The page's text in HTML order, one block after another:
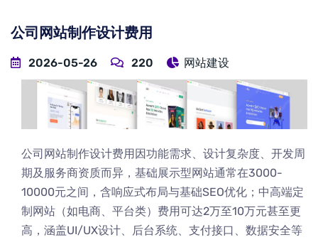
公司网站制作设计费用
2026-05-26 220 网站建设
公司网站制作设计费用因功能需求、设计复杂度、开发周
期及服务商资质而异，基础展示型网站通常在3000-
10000元之间，含响应式布局与基础SEO优化；中高端定
制网站（如电商、平台类）费用可达2万至10万元甚至更
高，涵盖UI/UX设计、后台系统、支付接口、数据安全等